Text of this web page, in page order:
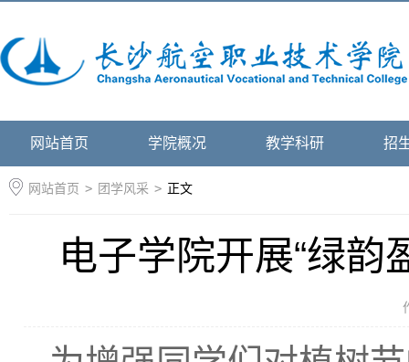
网站首页 学院概况 教学科研 招
网站首页 > 团学风采 > 正文
电子学院开展“绿韵